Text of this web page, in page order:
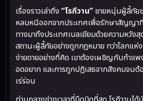
เรื่องราวเล่าถึง “โรกีวาน” ชายหนุ่มผู้ลี้ภัย
หลบหนีออกจากประเทศเพื่อรักษาสัญญาที่
ทางมาถึงประเทศเบลเยียมด้วยความหวังสุ
สถานะผู้ลี้ภัยอย่างถูกกฎหมาย ทว่าโลกแห่
ง่ายดายอย่างที่คิด เขาต้องเผชิญกับกำแพ
อดอยาก และการถูกปฏิเสธจากสังคมจน
เร่ร่อน